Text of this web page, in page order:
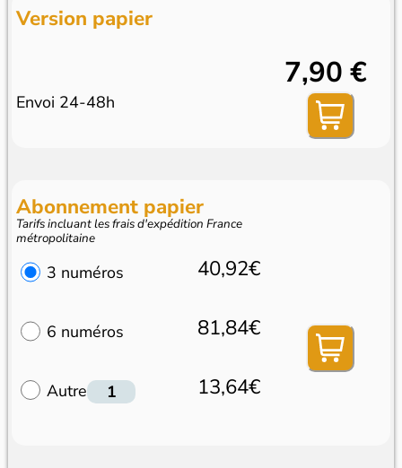
Version papier
Envoi 24-48h
7,90 €
Abonnement papier
Tarifs incluant les frais d'expédition France
métropolitaine
3 numéros 40,92€
6 numéros 81,84€
Autre 13,64€